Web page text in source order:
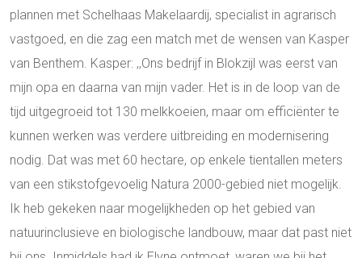
plannen met Schelhaas Makelaardij, specialist in agrarisch
vastgoed, en die zag een match met de wensen van Kasper
van Benthem. Kasper: ,,Ons bedrijf in Blokzijl was eerst van
mijn opa en daarna van mijn vader. Het is in de loop van de
tijd uitgegroeid tot 130 melkkoeien, maar om efficiënter te
kunnen werken was verdere uitbreiding en modernisering
nodig. Dat was met 60 hectare, op enkele tientallen meters
van een stikstofgevoelig Natura 2000-gebied niet mogelijk.
Ik heb gekeken naar mogelijkheden op het gebied van
natuurinclusieve en biologische landbouw, maar dat past niet